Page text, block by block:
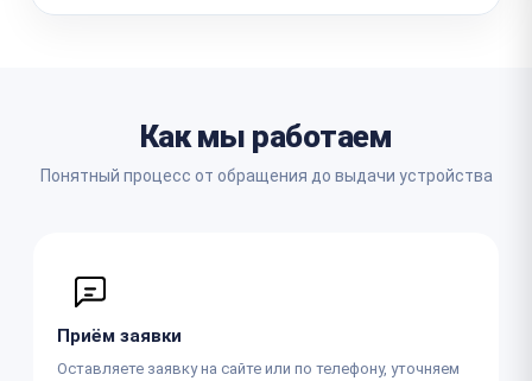
Как мы работаем
Понятный процесс от обращения до выдачи устройства
Приём заявки
Оставляете заявку на сайте или по телефону, уточняем